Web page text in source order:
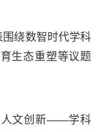
绕数智时代学科
生态重塑等议题
人文创新——学科